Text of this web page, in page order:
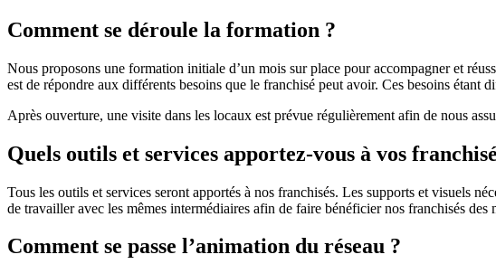
Comment se déroule la formation ?
Nous proposons une formation initiale d’un mois sur place pour accompagner et
est de répondre aux différents besoins que le franchisé peut avoir. Ces besoins étant
Après ouverture, une visite dans les locaux est prévue régulièrement afin de nous
Quels outils et services apportez-vous à vos
Tous les outils et services seront apportés à nos franchisés. Les supports et visuels
de travailler avec les mêmes intermédiaires afin de faire bénéficier nos franchisés des
Comment se passe l’animation du réseau ?